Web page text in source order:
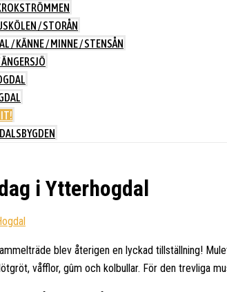
/ STORÅN
/ KÄNNE / MINNE / STENSÅN
i Ytterhogdal
blev återigen en lyckad tillställning!
våfflor, gûm och kolbullar. För den trevliga